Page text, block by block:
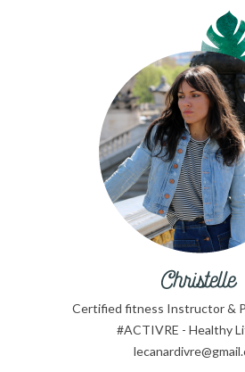
Certified fitness Instructor &
#ACTIVRE - Healthy